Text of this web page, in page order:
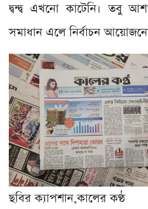
দ্বন্দ্ব এখনো কাটেনি। তবু
সমাধান এলে নির্বাচন
ছবির ক্যাপশান,কালের কণ্ঠ